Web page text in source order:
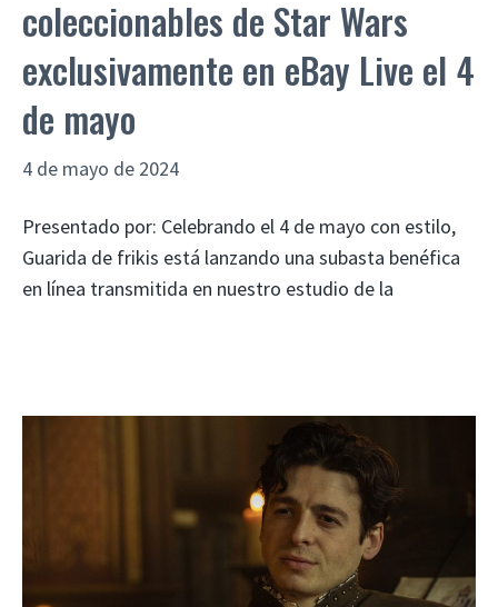
coleccionables de Star Wars
exclusivamente en eBay Live el 4
de mayo
4 de mayo de 2024
Presentado por: Celebrando el 4 de mayo con estilo,
Guarida de frikis está lanzando una subasta benéfica
en línea transmitida en nuestro estudio de la